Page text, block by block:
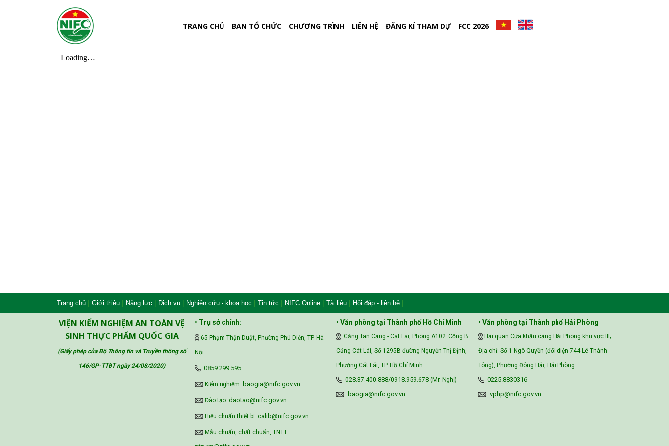
TRANG CHỦ BAN TỔ CHỨC CHƯƠNG TRÌNH LIÊN HỆ ĐĂNG KÍ THAM DỰ FCC 2026
Trang chủ | Giới thiệu | Năng lực | Dịch vụ | Nghiên cứu - khoa học | Tin tức | NIFC Online | Tài liệu | Hỏi đáp - liên hệ |
VIỆN KIỂM NGHIỆM AN TOÀN VỆ
SINH THỰC PHẨM QUỐC GIA
(Giấy phép của Bộ Thông tin và Truyền thông số
146/GP-TTĐT ngày 24/08/2020)
• Trụ sở chính:
65 Phạm Thận Duật, Phường Phú Diễn, TP. Hà
Nội
‪0859 299 595‬
Kiểm nghiệm: baogia@nifc.gov.vn
Đào tạo: daotao@nifc.gov.vn
Hiệu chuẩn thiết bị: calib@nifc.gov.vn
Mẫu chuẩn, chất chuẩn, TNTT:
• Văn phòng tại Thành phố Hồ Chí Minh
Cảng Tân Cảng - Cát Lái, Phòng A102, Cổng B
Cảng Cát Lái, Số 1295B đường Nguyễn Thị Định,
Phường Cát Lái, TP. Hồ Chí Minh
028.37.400.888/0918.959.678 (Mr. Nghị)
baogia@nifc.gov.vn
• Văn phòng tại Thành phố Hải Phòng
Hải quan Cửa khẩu cảng Hải Phòng khu vực III;
Địa chỉ: Số 1 Ngô Quyền (đối diện 744 Lê Thánh
Tông), Phường Đông Hải, Hải Phòng
0225.8830316
vphp@nifc.gov.vn